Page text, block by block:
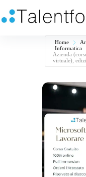
Home
Informatica
Azienda
virtuale),